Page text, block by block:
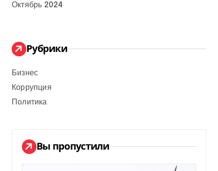
Октябрь 2024
Рубрики
Бизнес
Коррупция
Политика
Вы пропустили